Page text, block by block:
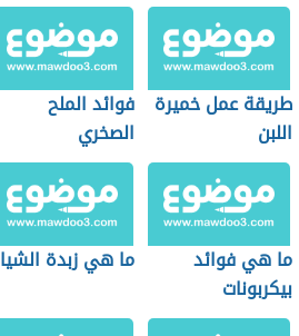
طريقة عمل خميرة
اللبن
فوائد الملح
الصخري
ما هي فوائد
بيكربونات
الصوديوم
ما هي زبدة الشيا